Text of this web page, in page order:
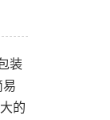
装
易
的